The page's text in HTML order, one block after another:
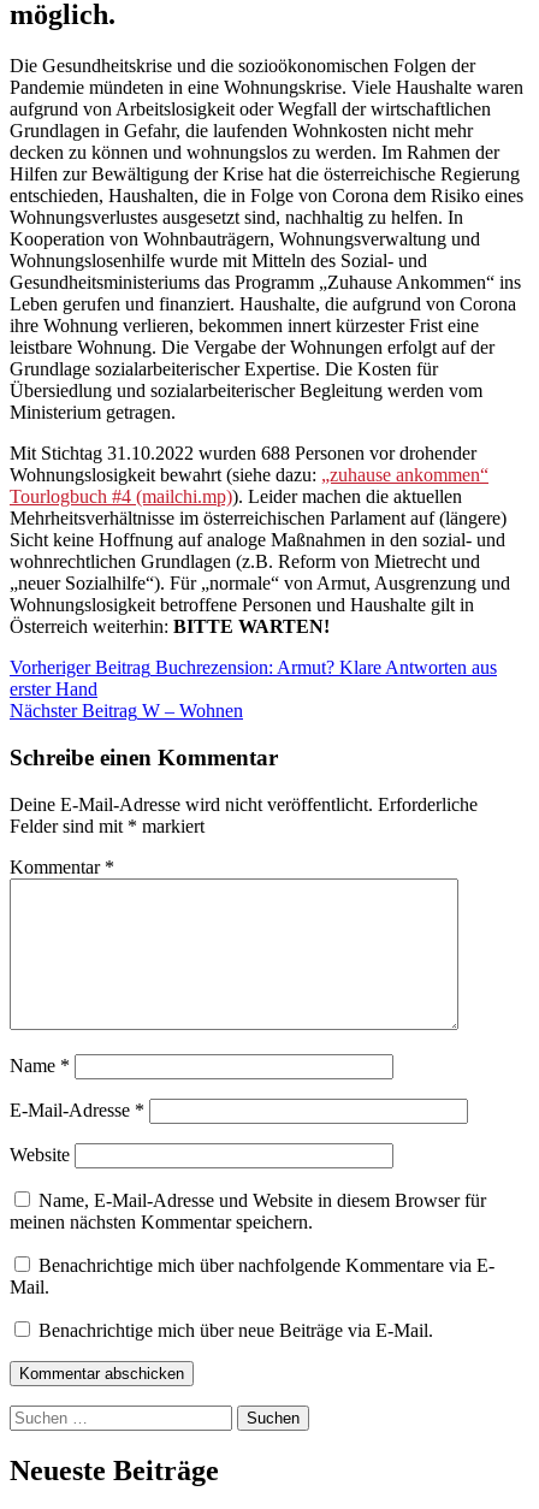
möglich.
Die Gesundheitskrise und die sozioökonomischen Folgen der
Pandemie mündeten in eine Wohnungskrise. Viele Haushalte waren
aufgrund von Arbeitslosigkeit oder Wegfall der wirtschaftlichen
Grundlagen in Gefahr, die laufenden Wohnkosten nicht mehr
decken zu können und wohnungslos zu werden. Im Rahmen der
Hilfen zur Bewältigung der Krise hat die österreichische Regierung
entschieden, Haushalten, die in Folge von Corona dem Risiko eines
Wohnungsverlustes ausgesetzt sind, nachhaltig zu helfen. In
Kooperation von Wohnbauträgern, Wohnungsverwaltung und
Wohnungslosenhilfe wurde mit Mitteln des Sozial- und
Gesundheitsministeriums das Programm „Zuhause Ankommen“ ins
Leben gerufen und finanziert. Haushalte, die aufgrund von Corona
ihre Wohnung verlieren, bekommen innert kürzester Frist eine
leistbare Wohnung. Die Vergabe der Wohnungen erfolgt auf der
Grundlage sozialarbeiterischer Expertise. Die Kosten für
Übersiedlung und sozialarbeiterischer Begleitung werden vom
Ministerium getragen.
Mit Stichtag 31.10.2022 wurden 688 Personen vor drohender
Wohnungslosigkeit bewahrt (siehe dazu: „zuhause ankommen“
Tourlogbuch #4 (mailchi.mp)). Leider machen die aktuellen
Mehrheitsverhältnisse im österreichischen Parlament auf (längere)
Sicht keine Hoffnung auf analoge Maßnahmen in den sozial- und
wohnrechtlichen Grundlagen (z.B. Reform von Mietrecht und
„neuer Sozialhilfe“). Für „normale“ von Armut, Ausgrenzung und
Wohnungslosigkeit betroffene Personen und Haushalte gilt in
Österreich weiterhin: BITTE WARTEN!
Kategorie:
Blog
Beitragsnavigation
Vorheriger Beitrag Buchrezension: Armut? Klare Antworten aus
erster Hand
Nächster Beitrag W – Wohnen
Schreibe einen Kommentar
Deine E-Mail-Adresse wird nicht veröffentlicht. Erforderliche
Felder sind mit * markiert
Kommentar *
Name *
E-Mail-Adresse *
Website
Name, E-Mail-Adresse und Website in diesem Browser für
meinen nächsten Kommentar speichern.
Benachrichtige mich über nachfolgende Kommentare via E-
Mail.
Benachrichtige mich über neue Beiträge via E-Mail.
Kommentar abschicken
Suchen
nach:
Neueste Beiträge